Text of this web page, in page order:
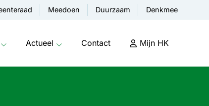
Meedoen Duurzaam Denkmee
Actueel Contact Mijn HK